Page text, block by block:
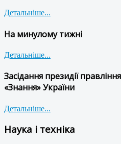
Детальніше...
На минулому тижні
Детальніше...
Засідання президії
«Знання» України
Детальніше...
Наука і техніка